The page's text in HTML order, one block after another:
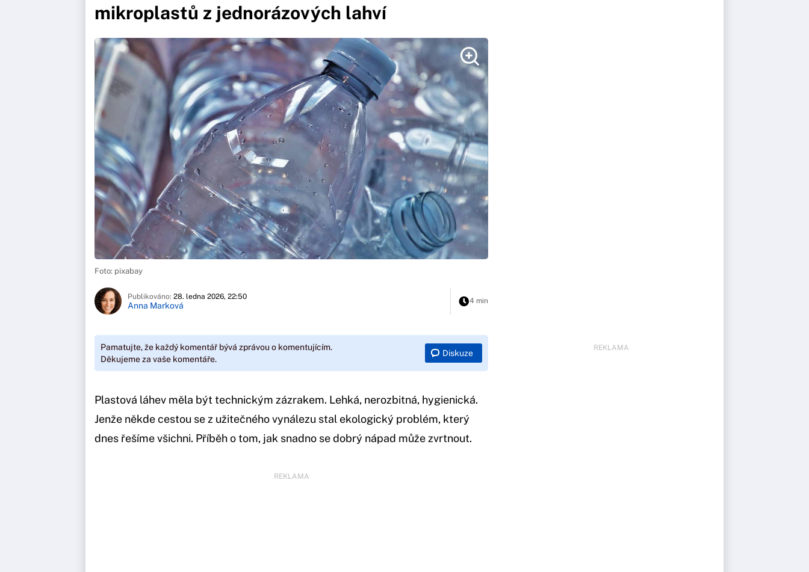
mikroplastů z jednorázových lahví
Foto: pixabay
Publikováno: 28. ledna 2026, 22:50
Anna Marková 4 min
Pamatujte, že každý komentář bývá zprávou o komentujícím.
Děkujeme za vaše komentáře.
Diskuze
Plastová láhev měla být technickým zázrakem. Lehká, nerozbitná, hygienická.
Jenže někde cestou se z užitečného vynálezu stal ekologický problém, který
dnes řešíme všichni. Příběh o tom, jak snadno se dobrý nápad může zvrtnout.
REKLAMA
REKLAMA